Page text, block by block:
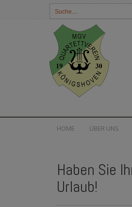
Suchbegriff
eingeben:
SKIP
HOME ÜBER UNS
Haben Sie
Urlaub!